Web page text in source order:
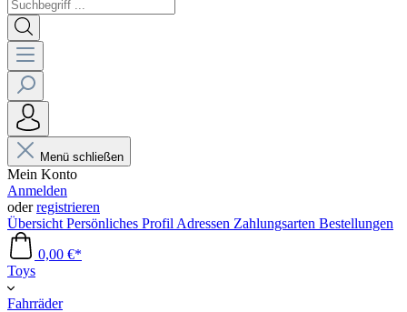
Menü schließen
Mein Konto
Anmelden
oderregistrieren
Übersicht Persönliches Profil Adressen Zahlungsarten Bestellungen
0,00 €*
Toys
Fahrräder